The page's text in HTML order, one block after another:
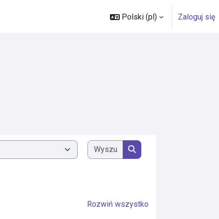
Polski ‎(pl)‎ Zaloguj się
Wyszukaj kursy
Wyszukaj kursy
Rozwiń wszystko